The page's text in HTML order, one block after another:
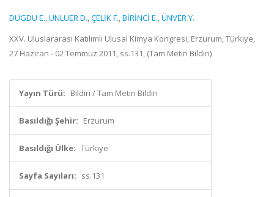
DUGDU E.,UNLUER D.,ÇELİK F.,BİRİNCİ E.,ÜNVER Y.
XXV. Uluslararası Katılımlı Ulusal Kimya Kongresi, Erzurum, Türkiye,
27 Haziran - 02 Temmuz 2011, ss.131, (Tam Metin Bildiri)
Yayın Türü: Bildiri / Tam Metin Bildiri
Basıldığı Şehir: Erzurum
Basıldığı Ülke: Türkiye
Sayfa Sayıları: ss.131